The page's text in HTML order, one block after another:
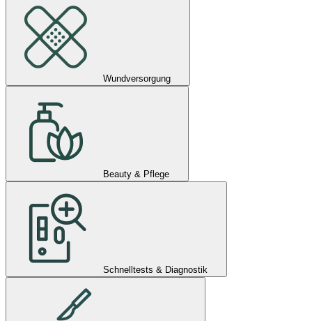
Wundversorgung
Beauty & Pflege
Schnelltests & Diagnostik